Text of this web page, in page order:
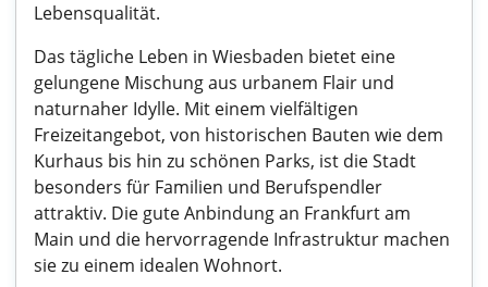
Lebensqualität.
Das tägliche Leben in Wiesbaden bietet eine
gelungene Mischung aus urbanem Flair und
naturnaher Idylle. Mit einem vielfältigen
Freizeitangebot, von historischen Bauten wie dem
Kurhaus bis hin zu schönen Parks, ist die Stadt
besonders für Familien und Berufspendler
attraktiv. Die gute Anbindung an Frankfurt am
Main und die hervorragende Infrastruktur machen
sie zu einem idealen Wohnort.